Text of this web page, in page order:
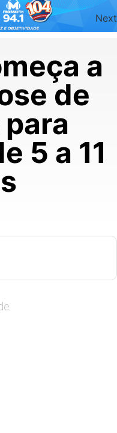
Next
a
de
5 a 11